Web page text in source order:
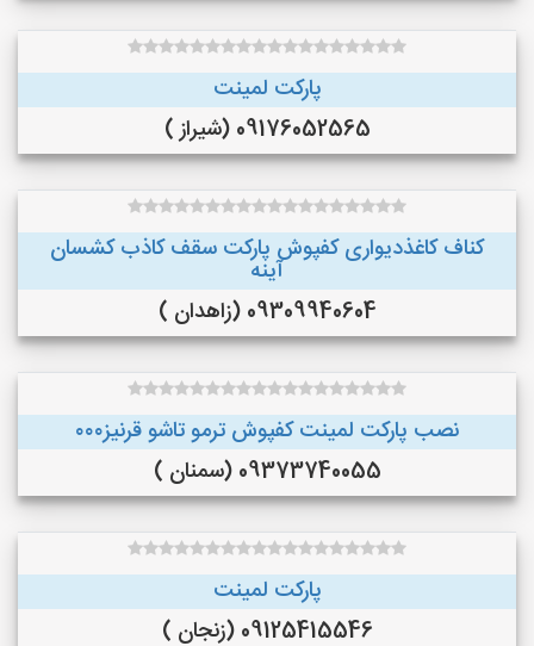
پارکت لمینت
09176052565 (شیراز )
کناف کاغذدیواری کفپوش پارکت سقف کاذب کشسان
آینه
09309940604 (زاهدان )
نصب پارکت لمینت کفپوش ترمو تاشو قرنیز۰۰۰
09373740055 (سمنان )
پارکت لمینت
09125415546 (زنجان )